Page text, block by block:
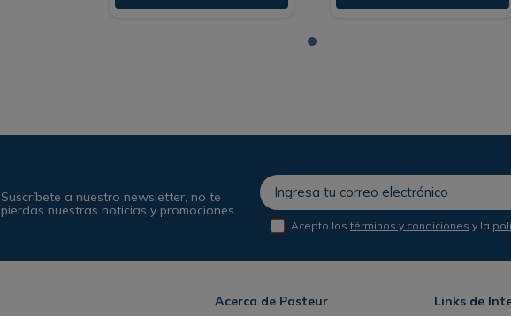
Suscríbete a nuestro newsletter, no te
pierdas nuestras noticias y promociones
Acepto lostérminos y condiciones y la
Acerca de Pasteur Links de